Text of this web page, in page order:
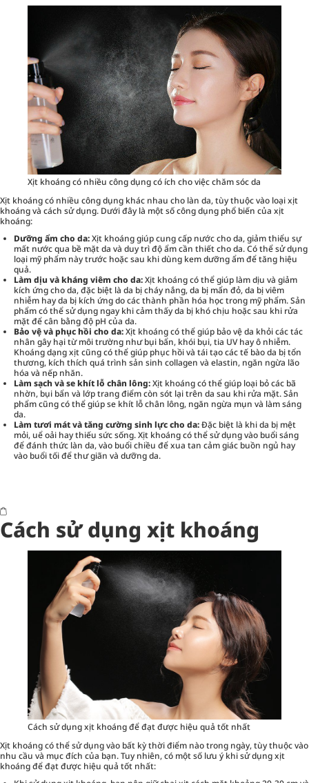
Xịt khoáng có nhiều công dụng có ích cho việc chăm sóc da
Xịt khoáng có nhiều công dụng khác nhau cho làn da, tùy thuộc vào loại xịt
khoáng và cách sử dụng. Dưới đây là một số công dụng phổ biến của xịt
khoáng:
Dưỡng ẩm cho da:Xịt khoáng giúp cung cấp nước cho da, giảm thiểu sự
mất nước qua bề mặt da và duy trì độ ẩm cần thiết cho da. Có thể sử dụng
loại mỹ phẩm này trước hoặc sau khi dùng kem dưỡng ẩm để tăng hiệu
quả.
Làm dịu và kháng viêm cho da:Xịt khoáng có thể giúp làm dịu và giảm
kích ứng cho da, đặc biệt là da bị cháy nắng, da bị mẩn đỏ, da bị viêm
nhiễm hay da bị kích ứng do các thành phần hóa học trong mỹ phẩm. Sản
phẩm có thể sử dụng ngay khi cảm thấy da bị khó chịu hoặc sau khi rửa
mặt để cân bằng độ pH của da.
Bảo vệ và phục hồi cho da:Xịt khoáng có thể giúp bảo vệ da khỏi các tác
nhân gây hại từ môi trường như bụi bẩn, khói bụi, tia UV hay ô nhiễm.
Khoáng dạng xịt cũng có thể giúp phục hồi và tái tạo các tế bào da bị tổn
thương, kích thích quá trình sản sinh collagen và elastin, ngăn ngừa lão
hóa và nếp nhăn.
Làm sạch và se khít lỗ chân lông:Xịt khoáng có thể giúp loại bỏ các bã
nhờn, bụi bẩn và lớp trang điểm còn sót lại trên da sau khi rửa mặt. Sản
phẩm cũng có thể giúp se khít lỗ chân lông, ngăn ngừa mụn và làm sáng
da.
Làm tươi mát và tăng cường sinh lực cho da:Đặc biệt là khi da bị mệt
mỏi, uể oải hay thiếu sức sống. Xịt khoáng có thể sử dụng vào buổi sáng
để đánh thức làn da, vào buổi chiều để xua tan cảm giác buồn ngủ hay
vào buổi tối để thư giãn và dưỡng da.
Cách sử dụng xịt khoáng
Cách sử dụng xịt khoáng để đạt được hiệu quả tốt nhất
Xịt khoáng có thể sử dụng vào bất kỳ thời điểm nào trong ngày, tùy thuộc vào
nhu cầu và mục đích của bạn. Tuy nhiên, có một số lưu ý khi sử dụng xịt
khoáng để đạt được hiệu quả tốt nhất: